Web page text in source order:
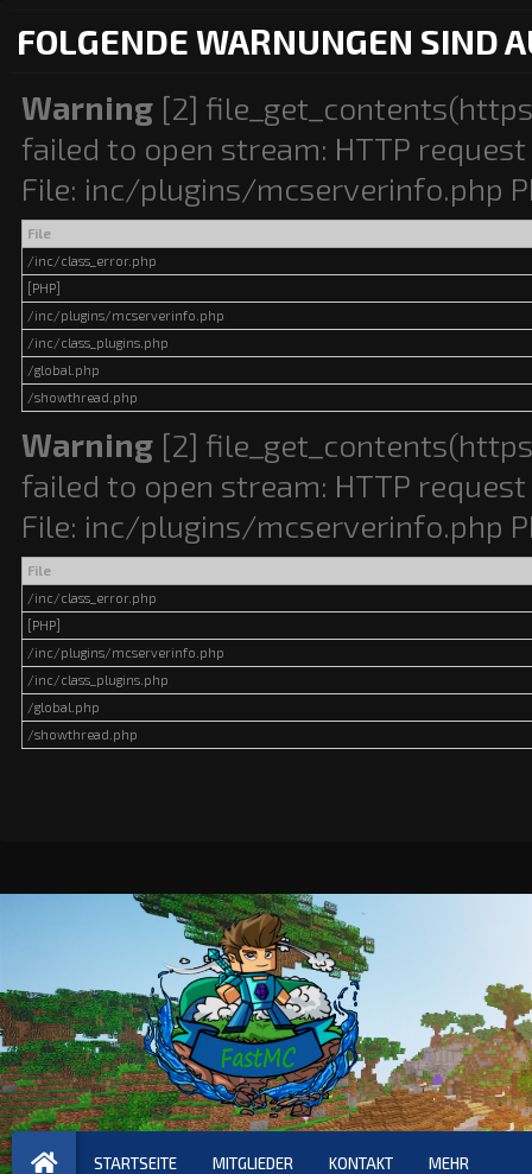
FOLGENDE WARNUNGEN SIND
Warning [2]
failed to open stream: HTTP
File: inc/plugins/mcserverinfo.php
File
/inc/class_error.php
[PHP]
/inc/plugins/mcserverinfo.php
/inc/class_plugins.php
/global.php
/showthread.php
Warning [2]
failed to open stream: HTTP
File: inc/plugins/mcserverinfo.php
File
/inc/class_error.php
[PHP]
/inc/plugins/mcserverinfo.php
/inc/class_plugins.php
/global.php
/showthread.php
STARTSEITE MITGLIEDER KONTAKT MEHR